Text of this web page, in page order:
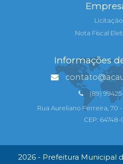
Licitação
Nota Fiscal
Informações
(89)
Rua Aureliano Ferreira, 70
CEP:
2026 - Prefeitura Municipal